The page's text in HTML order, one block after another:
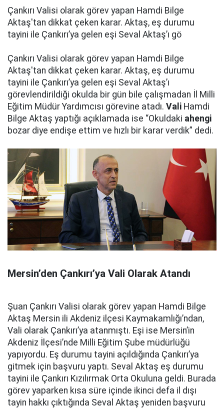
Çankırı Valisi olarak görev yapan Hamdi Bilge
Aktaş'tan dikkat çeken karar. Aktaş, eş durumu
tayini ile Çankırı’ya gelen eşi Seval Aktaş’ı gö
Çankırı Valisi olarak görev yapan Hamdi Bilge
Aktaş'tan dikkat çeken karar. Aktaş, eş durumu
tayini ile Çankırı’ya gelen eşi Seval Aktaş’ı
görevlendirildiği okulda bir gün bile çalışmadan İl Milli
Eğitim Müdür Yardımcısı görevine atadı. Vali Hamdi
Bilge Aktaş yaptığı açıklamada ise “Okuldaki ahengi
bozar diye endişe ettim ve hızlı bir karar verdik” dedi.
Mersin’den Çankırı’ya Vali Olarak Atandı
Şuan Çankırı Valisi olarak görev yapan Hamdi Bilge
Aktaş Mersin ili Akdeniz ilçesi Kaymakamlığı’ndan,
Vali olarak Çankırı’ya atanmıştı. Eşi ise Mersin’in
Akdeniz İlçesi’nde Milli Eğitim Şube müdürlüğü
yapıyordu. Eş durumu tayini açıldığında Çankırı’ya
gitmek için başvuru yaptı. Seval Aktaş eş durumu
tayini ile Çankırı Kızılırmak Orta Okuluna geldi. Burada
görev yaparken kısa süre içinde ikinci defa il dışı
tayin hakkı çıktığında Seval Aktaş yeniden başvuru